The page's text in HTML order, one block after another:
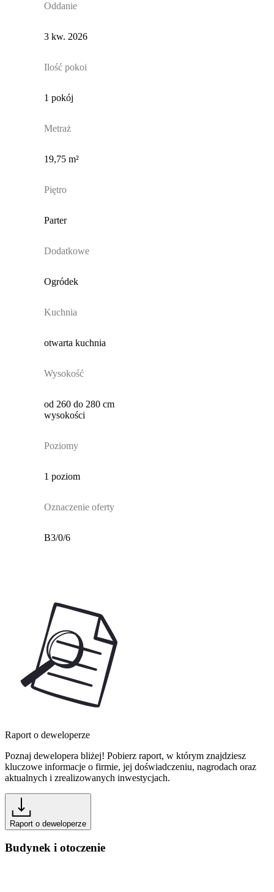
Oddanie
3 kw. 2026
Ilość pokoi
1 pokój
Metraż
19,75 m²
Piętro
Parter
Dodatkowe
Ogródek
Kuchnia
otwarta kuchnia
Wysokość
od 260 do 280 cm
wysokości
Poziomy
1 poziom
Oznaczenie oferty
B3/0/6
Raport o deweloperze
Poznaj dewelopera bliżej! Pobierz raport, w którym znajdziesz
kluczowe informacje o firmie, jej doświadczeniu, nagrodach oraz
aktualnych i zrealizowanych inwestycjach.
Raport o deweloperze
Budynek i otoczenie